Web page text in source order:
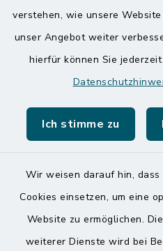
verstehen, wie unsere
unser Angebot weiter
hierfür können Sie
Ich stimme zu
Wir weisen darauf hin,
Cookies einsetzen, um eine
Website zu ermöglichen.
weiterer Dienste wird bei